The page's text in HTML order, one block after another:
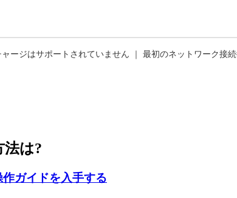
ージはサポートされていません ｜ 最初のネットワーク接
は?
ガイドを入手する